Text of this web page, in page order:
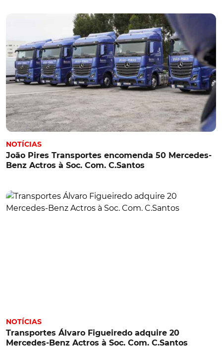
NOTÍCIAS
João Pires Transportes encomenda 50 Mercedes-
Benz Actros à Soc. Com. C.Santos
NOTÍCIAS
Transportes Álvaro Figueiredo adquire 20
Mercedes-Benz Actros à Soc. Com. C.Santos